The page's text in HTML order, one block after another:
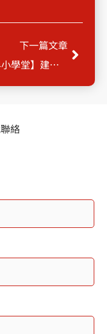
下一篇文章
【羽昇小學堂】建立GCP免費帳號
Next
絡